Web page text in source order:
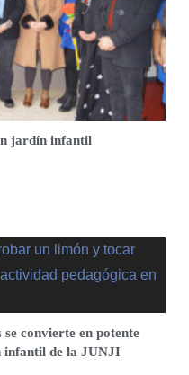
jardín infantil
convierte en potente
infantil de la JUNJI